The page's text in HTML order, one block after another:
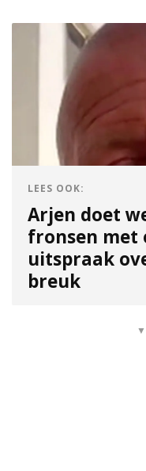
LEES OOK:
Arjen doet
fronsen met
uitspraak
breuk
▼